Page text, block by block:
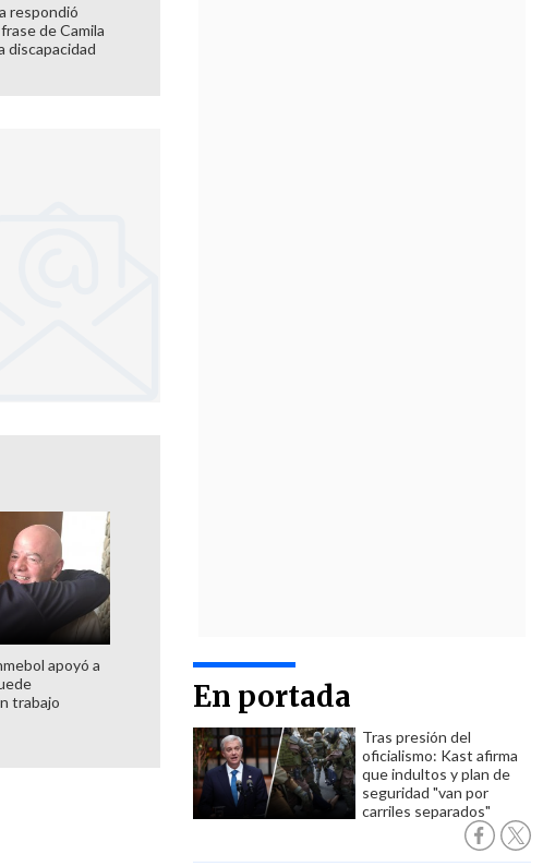
En portada
Tras presión del
oficialismo: Kast afirma
que indultos y plan de
seguridad "van por
carriles separados"
respondió
de Camila
discapacidad
apoyó a
trabajo